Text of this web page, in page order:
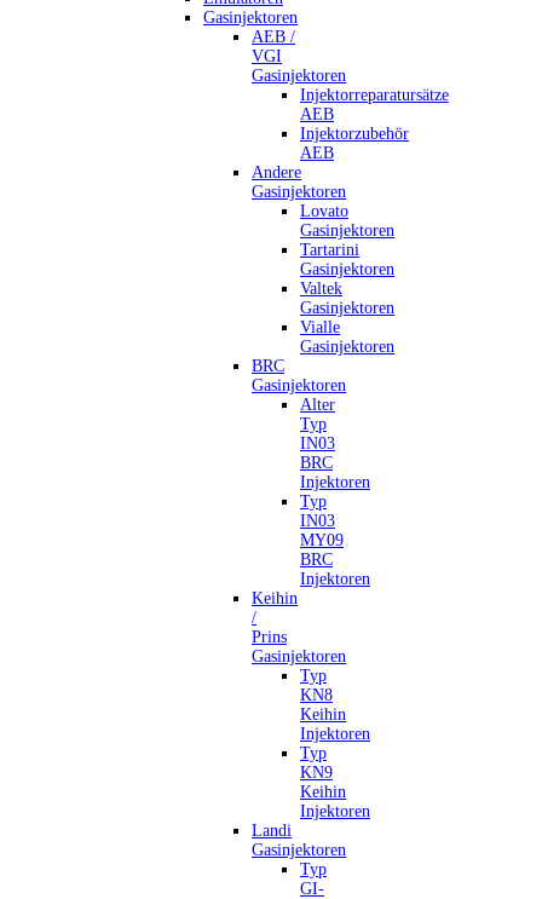
Gasinjektoren
AEB /
VGI
Gasinjektoren
Injektorreparatursätze
AEB
Injektorzubehör
AEB
Andere
Gasinjektoren
Lovato
Gasinjektoren
Tartarini
Gasinjektoren
Valtek
Gasinjektoren
Vialle
Gasinjektoren
BRC
Gasinjektoren
Alter
Typ
IN03
BRC
Injektoren
Typ
IN03
MY09
BRC
Injektoren
Keihin
/
Prins
Gasinjektoren
Typ
KN8
Keihin
Injektoren
Typ
KN9
Keihin
Injektoren
Landi
Gasinjektoren
Typ
GI-